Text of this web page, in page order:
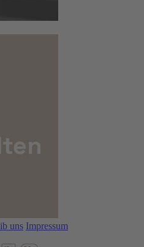
uns Impressum